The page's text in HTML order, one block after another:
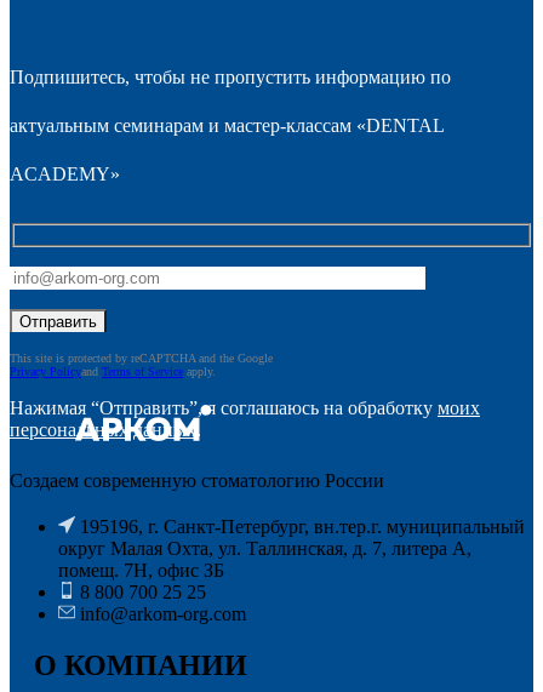
Подпишитесь, чтобы не пропустить информацию по
актуальным семинарам и мастер-классам «DENTAL
ACADEMY»
This site is protected by reCAPTCHA and the Google
Privacy Policyand Terms of Service apply.
Нажимая “Отправить”, я соглашаюсь на обработку моих
персональных данных .
Создаем современную стоматологию России
195196, г. Санкт-Петербург, вн.тер.г. муниципальный
округ Малая Охта, ул. Таллинская, д. 7, литера А,
помещ. 7Н, офис ЗБ
8 800 700 25 25
info@arkom-org.com
О КОМПАНИИ